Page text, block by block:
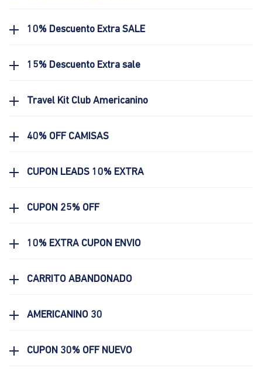
10% Descuento Extra SALE
15% Descuento Extra sale
Travel Kit Club Americanino
40% OFF CAMISAS
CUPON LEADS 10% EXTRA
CUPON 25% OFF
10% EXTRA CUPON ENVIO
CARRITO ABANDONADO
AMERICANINO 30
CUPON 30% OFF NUEVO